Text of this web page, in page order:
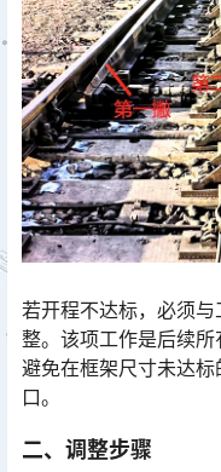
若开程不达标，必须
整。该项工作是后续所
避免在框架尺寸未达
口。
二、调整步骤